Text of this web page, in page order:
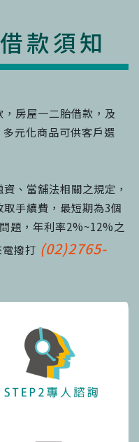
款須知
房屋一二胎借款，及
元化商品可供客戶選
、當舖法相關之規定，
手續費，最短期為3個
題，年利率2%~12%之
撥打 (02)2765-